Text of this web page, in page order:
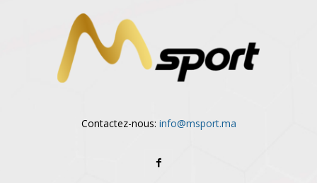
Contactez-nous: info@msport.ma